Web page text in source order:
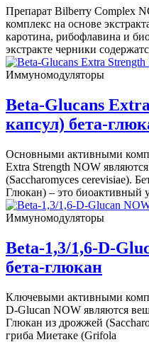
Препарат Bilberry Complex
комплекс на основе
каротина, рибофлавина и
экстракте черники
Иммуномодуляторы
Beta-Glucans
капсул) бета-
Основными активными
Extra Strength NOW
(Saccharomyces cerevisiae).
Глюкан) – это биоактивный
Иммуномодуляторы
Beta-1,3/1,6-D-
бета-глюкан
Ключевыми активными
D-Glucan NOW являются
Глюкан из дрожжей
гриба Миетаке (Grifola